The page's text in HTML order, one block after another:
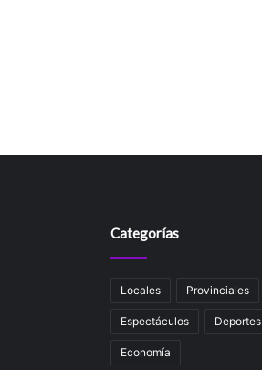
Categorías
Locales Provinciales
Espectáculos Deportes
Economía